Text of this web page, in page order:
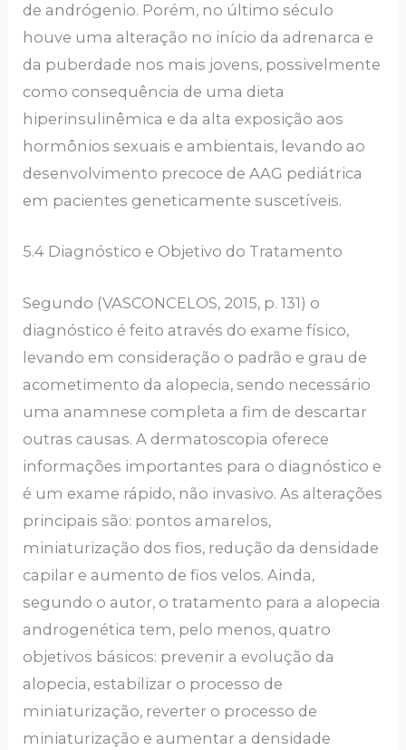
de andrógenio. Porém, no último século
houve uma alteração no início da adrenarca e
da puberdade nos mais jovens, possivelmente
como consequência de uma dieta
hiperinsulinêmica e da alta exposição aos
hormônios sexuais e ambientais, levando ao
desenvolvimento precoce de AAG pediátrica
em pacientes geneticamente suscetíveis.
5.4 Diagnóstico e Objetivo do Tratamento
Segundo (VASCONCELOS, 2015, p. 131) o
diagnóstico é feito através do exame físico,
levando em consideração o padrão e grau de
acometimento da alopecia, sendo necessário
uma anamnese completa a fim de descartar
outras causas. A dermatoscopia oferece
informações importantes para o diagnóstico e
é um exame rápido, não invasivo. As alterações
principais são: pontos amarelos,
miniaturização dos fios, redução da densidade
capilar e aumento de fios velos. Ainda,
segundo o autor, o tratamento para a alopecia
androgenética tem, pelo menos, quatro
objetivos básicos: prevenir a evolução da
alopecia, estabilizar o processo de
miniaturização, reverter o processo de
miniaturização e aumentar a densidade